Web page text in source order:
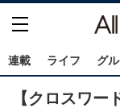
連載 ライフ グ
【クロスワー